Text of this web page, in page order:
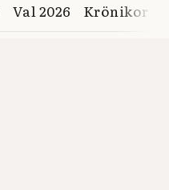
Val 2026 Krönikor